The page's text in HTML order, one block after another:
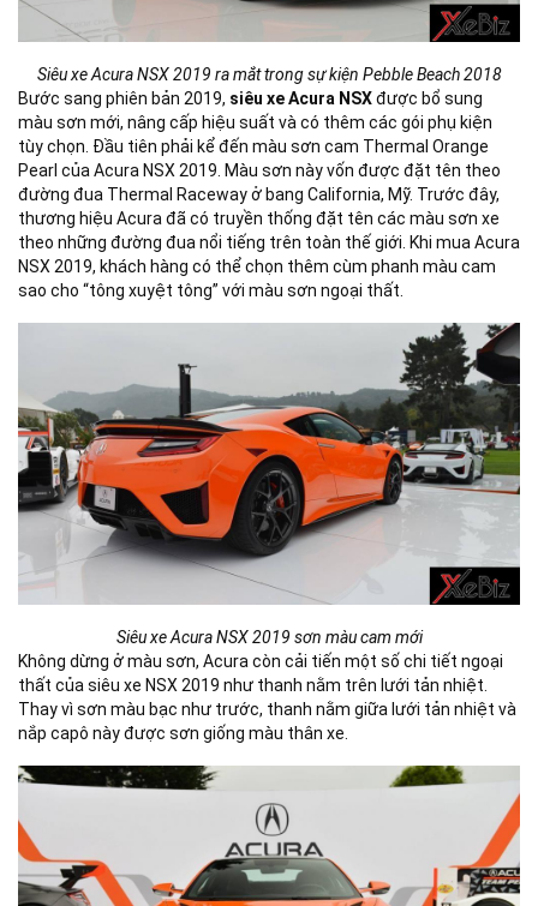
Siêu xe Acura NSX 2019 ra mắt trong sự kiện Pebble Beach 2018
Bước sang phiên bản 2019, siêu xe Acura NSXđược bổ sung
màu sơn mới, nâng cấp hiệu suất và có thêm các gói phụ kiện
tùy chọn. Đầu tiên phải kể đến màu sơn cam Thermal Orange
Pearl của Acura NSX 2019. Màu sơn này vốn được đặt tên theo
đường đua Thermal Raceway ở bang California, Mỹ. Trước đây,
thương hiệu Acura đã có truyền thống đặt tên các màu sơn xe
theo những đường đua nổi tiếng trên toàn thế giới. Khi mua Acura
NSX 2019, khách hàng có thể chọn thêm cùm phanh màu cam
sao cho “tông xuyệt tông” với màu sơn ngoại thất.
Siêu xe Acura NSX 2019 sơn màu cam mới
Không dừng ở màu sơn, Acura còn cải tiến một số chi tiết ngoại
thất của siêu xe NSX 2019 như thanh nằm trên lưới tản nhiệt.
Thay vì sơn màu bạc như trước, thanh nằm giữa lưới tản nhiệt và
nắp capô này được sơn giống màu thân xe.